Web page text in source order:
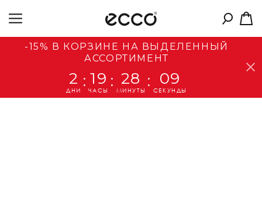
-15% В КОРЗИНЕ НА ВЫДЕЛЕННЫЙ
АССОРТИМЕНТ
2
ДНИ
: 19
ЧАСЫ
: 28
МИНУТЫ
: 08
СЕКУНДЫ